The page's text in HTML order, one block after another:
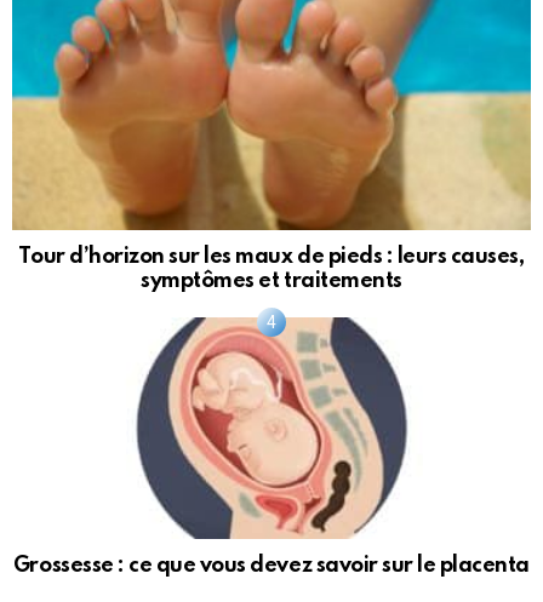
Tour d’horizon sur les maux de pieds : leurs causes,
symptômes et traitements
Grossesse : ce que vous devez savoir sur le placenta